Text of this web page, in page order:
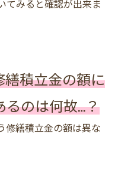
てみると確認が出来ま
積立金の額に
るのは何故…？
修繕積立金の額は異な